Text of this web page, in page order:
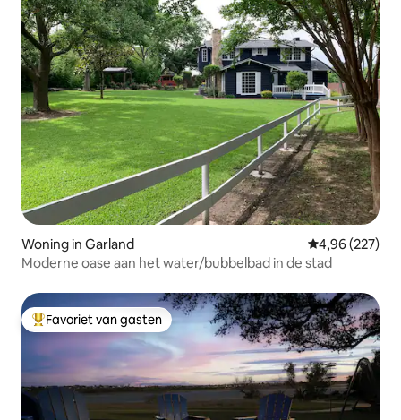
Woning in Garland Gemiddelde
4,96 (227)
Moderne oase aan het water/bubbelbad in de stad
Topfavoriet van gasten
Favoriet van gasten